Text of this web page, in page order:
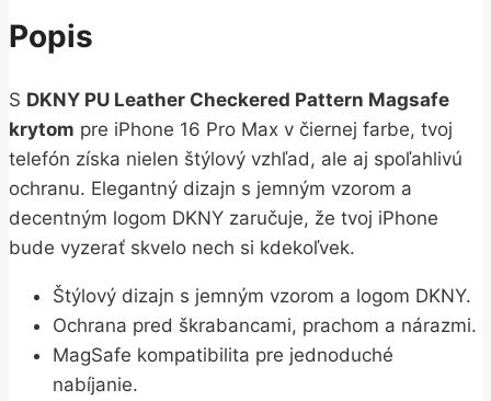
Popis
S DKNY PU Leather Checkered Pattern Magsafe
krytom pre iPhone 16 Pro Max v čiernej farbe, tvoj
telefón získa nielen štýlový vzhľad, ale aj spoľahlivú
ochranu. Elegantný dizajn s jemným vzorom a
decentným logom DKNY zaručuje, že tvoj iPhone
bude vyzerať skvelo nech si kdekoľvek.
Štýlový dizajn s jemným vzorom a logom DKNY.
Ochrana pred škrabancami, prachom a nárazmi.
MagSafe kompatibilita pre jednoduché
nabíjanie.